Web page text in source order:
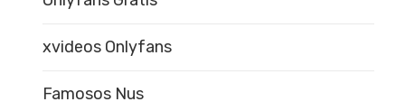
xvideos Onlyfans
Famosos Nus